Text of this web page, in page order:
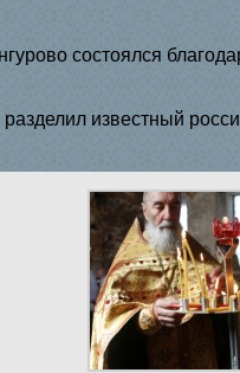
состоялся
известный